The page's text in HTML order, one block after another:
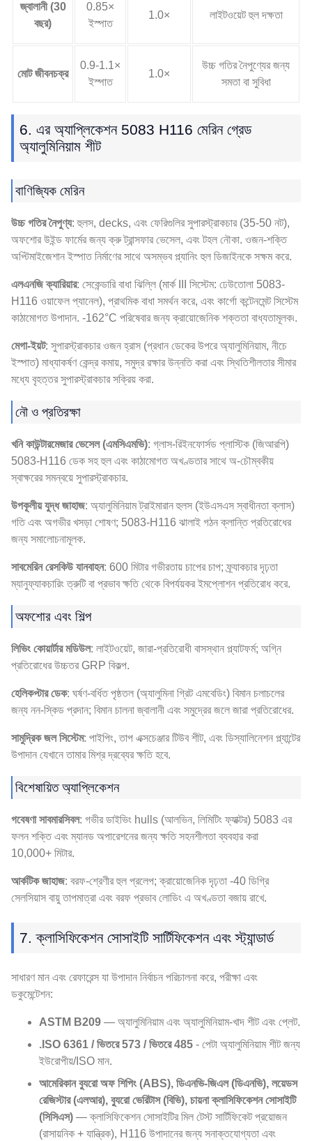
জ্বালানী (30
বছর)
0.85×
ইস্পাত
1.0× লাইটওয়েট হুল দক্ষতা
মোট জীবনচক্র
0.9-1.1×
ইস্পাত
1.0×
উচ্চ গতির নৈপুণ্যের জন্য
সমতা বা সুবিধা
6. এর অ্যাপ্লিকেশন 5083 H116 মেরিন গ্রেড
অ্যালুমিনিয়াম শীট
বাণিজ্যিক মেরিন
উচ্চ গতির নৈপুণ্য: হুলস, decks, এবং ফেরিগুলির সুপারস্ট্রাকচার (35-50 নট),
অফশোর উইন্ড ফার্মের জন্য ক্রু ট্রান্সফার ভেসেল, এবং টহল নৌকা. ওজন-শক্তি
অপ্টিমাইজেশান ইস্পাত নির্মাণের সাথে অসম্ভব প্ল্যানিং হুল ডিজাইনকে সক্ষম করে.
এলএনজি ক্যারিয়ার: সেকেন্ডারি বাধা ঝিল্লি (মার্ক III সিস্টেম: ঢেউতোলা 5083-
H116 ওয়াফেল প্যানেল), প্রাথমিক বাধা সমর্থন করে, এবং কার্গো কন্টেনমেন্ট সিস্টেম
কাঠামোগত উপাদান. -162°C পরিষেবার জন্য ক্রায়োজেনিক শক্ততা বাধ্যতামূলক৷.
মেগা-ইয়ট: সুপারস্ট্রাকচার ওজন হ্রাস (প্রধান ডেকের উপরে অ্যালুমিনিয়াম, নীচে
ইস্পাত) মাধ্যাকর্ষণ কেন্দ্র কমায়, সমুদ্র রক্ষার উন্নতি করা এবং স্থিতিশীলতার সীমার
মধ্যে বৃহত্তর সুপারস্ট্রাকচার সক্রিয় করা.
নৌ ও প্রতিরক্ষা
খনি কাউন্টারমেজার ভেসেল (এমসিএমভি): গ্লাস-রিইনফোর্সড প্লাস্টিক (জিআরপি)
5083-H116 ডেক সহ হুল এবং কাঠামোগত অখণ্ডতার সাথে অ-চৌম্বকীয়
স্বাক্ষরের সমন্বয়ে সুপারস্ট্রাকচার.
উপকূলীয় যুদ্ধ জাহাজ: অ্যালুমিনিয়াম ট্রাইমারান হুলস (ইউএসএস স্বাধীনতা ক্লাস)
গতি এবং অগভীর খসড়া শোষণ; 5083-H116 ঝালাই গঠন ক্লান্তি প্রতিরোধের
জন্য সমালোচনামূলক.
সাবমেরিন রেসকিউ যানবাহন: 600 মিটার গভীরতায় চাপের চাপ; ফ্র্যাকচার দৃঢ়তা
ম্যানুফ্যাকচারিং ত্রুটি বা প্রভাব ক্ষতি থেকে বিপর্যয়কর ইমপ্লোশন প্রতিরোধ করে.
অফশোর এবং শিল্প
লিভিং কোয়ার্টার মডিউল: লাইটওয়েট, জারা-প্রতিরোধী বাসস্থান প্ল্যাটফর্ম; অগ্নি
প্রতিরোধের উচ্চতর GRP বিকল্প.
হেলিকপ্টার ডেক: ঘর্ষণ-বর্ধিত পৃষ্ঠতল (অ্যালুমিনা গ্রিট এমবেডিং) বিমান চলাচলের
জন্য নন-স্কিড প্রদান; বিমান চালনা জ্বালানী এবং সমুদ্রের জলে জারা প্রতিরোধের.
সামুদ্রিক জল সিস্টেম: পাইপিং, তাপ এক্সচেঞ্জার টিউব শীট, এবং ডিস্যালিনেশন প্ল্যান্টের
উপাদান যেখানে তামার মিশ্র দ্রব্যের ক্ষতি হবে.
বিশেষায়িত অ্যাপ্লিকেশন
গবেষণা সাবমারসিবল: গভীর ডাইভিং hulls (আলভিন, লিমিটিং ফ্যাক্টর) 5083 এর
ফলন শক্তি এবং ম্যানড অপারেশনের জন্য ক্ষতি সহনশীলতা ব্যবহার করা
10,000+ মিটার.
আর্কটিক জাহাজ: বরফ-শ্রেণীর হুল প্রলেপ; ক্রায়োজেনিক দৃঢ়তা -40 ডিগ্রি
সেলসিয়াস বায়ু তাপমাত্রা এবং বরফ প্রভাব লোডিং এ অখণ্ডতা বজায় রাখে.
7. ক্লাসিফিকেশন সোসাইটি সার্টিফিকেশন এবং স্ট্যান্ডার্ড
সাধারণ মান এবং রেফারেন্স যা উপাদান নির্বাচন পরিচালনা করে, পরীক্ষা এবং
ডকুমেন্টেশন:
ASTM B209 — অ্যালুমিনিয়াম এবং অ্যালুমিনিয়াম-খাদ শীট এবং প্লেট.
.ISO 6361 / ভিতরে 573 / ভিতরে 485 - পেটা অ্যালুমিনিয়াম শীট জন্য
ইউরোপীয়/ISO মান.
আমেরিকান ব্যুরো অফ শিপিং (ABS), ডিএনভি-জিএল (ডিএনভি), লয়েডস
রেজিস্টার (এলআর), ব্যুরো ভেরিটাস (বিভি), চায়না ক্লাসিফিকেশন সোসাইটি
(সিসিএস) — ক্লাসিফিকেশন সোসাইটির মিল টেস্ট সার্টিফিকেট প্রয়োজন
(রাসায়নিক + যান্ত্রিক), H116 উপাদানের জন্য সনাক্তযোগ্যতা এবং